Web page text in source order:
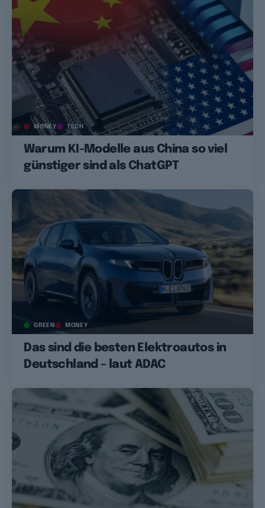
MONEY TECH
Warum KI-Modelle aus China so viel
günstiger sind als ChatGPT
GREEN MONEY
Das sind die besten Elektroautos in
Deutschland – laut ADAC